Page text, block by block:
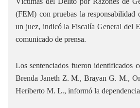
(FEM) con pruebas la responsabilidad
un juez, indicó la Fiscalía General del
comunicado de prensa.
Los sentenciados fueron identificados
Brenda Janeth Z. M., Brayan G. M.,
Heriberto M. L., informó la dependencia